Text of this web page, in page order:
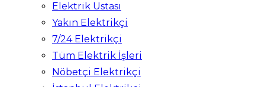
Elektrik Ustası
Yakın Elektrikçi
7/24 Elektrikçi
Tüm Elektrik İşleri
Nöbetçi Elektrikçi